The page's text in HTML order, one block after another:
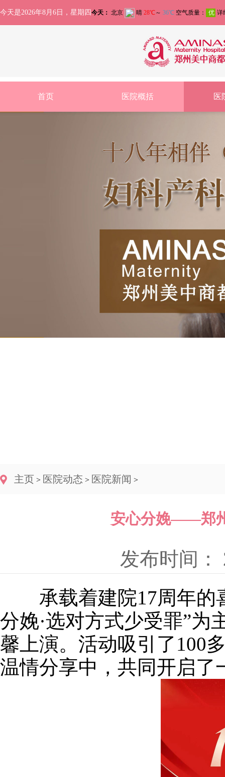
今天是2026年8月6日，星期四
首页 医院概括 医
主页 > 医院动态 > 医院新闻 >
安心分娩——郑
发布时间：
承载着建院17周年的喜
分娩·选对方式少受罪”为
馨上演。活动吸引了100
温情分享中，共同开启了